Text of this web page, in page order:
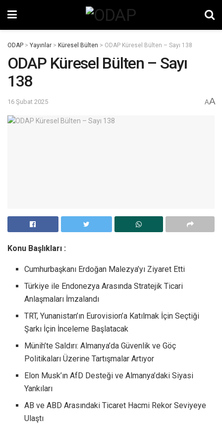
ODAP > Yayınlar > Küresel Bülten > ODAP Küresel Bülten – Sayı 138
ODAP Küresel Bülten – Sayı
138
16 Şubat 2025 AA
Konu Başlıkları :
Cumhurbaşkanı Erdoğan Malezya’yı Ziyaret Etti
Türkiye ile Endonezya Arasında Stratejik Ticari
Anlaşmaları İmzalandı
TRT, Yunanistan’ın Eurovision’a Katılmak İçin Seçtiği
Şarkı İçin İnceleme Başlatacak
Münih’te Saldırı: Almanya’da Güvenlik ve Göç
Politikaları Üzerine Tartışmalar Artıyor
Elon Musk’ın AfD Desteği ve Almanya’daki Siyasi
Yankıları
AB ve ABD Arasındaki Ticaret Hacmi Rekor Seviyeye
Ulaştı